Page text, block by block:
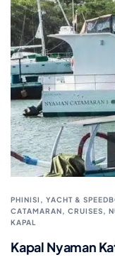
PHINISI, YACHT &
CATAMARAN, CRUISES,
KAPAL
Kapal Nyaman